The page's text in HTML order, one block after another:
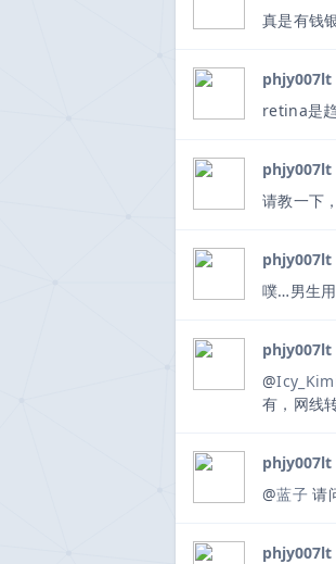
真是有钱
phjy007lt
retina是
phjy007lt
请教一下
phjy007lt
噗…男生
phjy007lt
@
有，网线
phjy007lt
@蓝子 请
phjy007lt